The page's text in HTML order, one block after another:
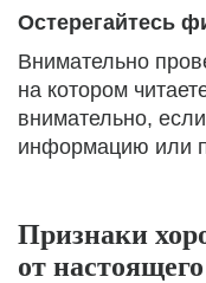
Остерегайтесь
Внимательно
на котором
внимательно,
информацию или
Признаки
от